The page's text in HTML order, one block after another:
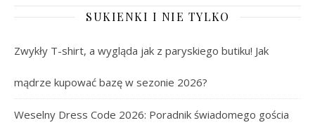
SUKIENKI I NIE TYLKO
Zwykły T-shirt, a wygląda jak z paryskiego butiku! Jak
mądrze kupować bazę w sezonie 2026?
Weselny Dress Code 2026: Poradnik świadomego gościa